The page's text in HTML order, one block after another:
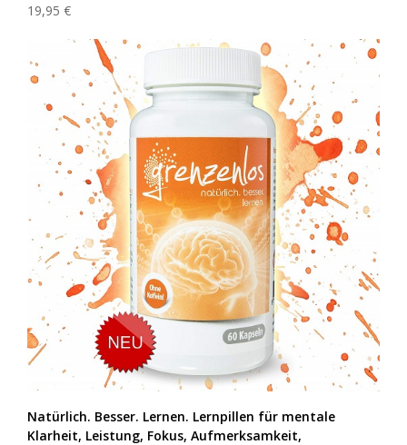
19,95 €
Natürlich. Besser. Lernen. Lernpillen für mentale
Klarheit, Leistung, Fokus, Aufmerksamkeit,